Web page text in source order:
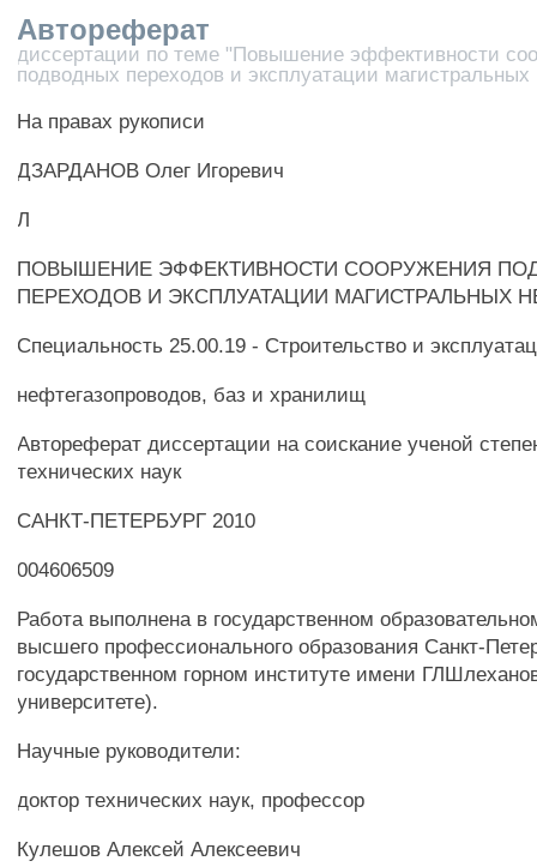
Автореферат
диссертации по теме "Повышение эффективности
подводных переходов и эксплуатации
На правах рукописи
ДЗАРДАНОВ Олег Игоревич
Л
ПОВЫШЕНИЕ ЭФФЕКТИВНОСТИ СООРУЖЕНИЯ
ПЕРЕХОДОВ И ЭКСПЛУАТАЦИИ МАГИСТРАЛЬНЫХ
Специальность 25.00.19 - Строительство и
нефтегазопроводов, баз и хранилищ
Автореферат диссертации на соискание ученой
технических наук
САНКТ-ПЕТЕРБУРГ 2010
004606509
Работа выполнена в государственном
высшего профессионального образования Санкт-
государственном горном институте имени
университете).
Научные руководители:
доктор технических наук, профессор
Кулешов Алексей Алексеевич